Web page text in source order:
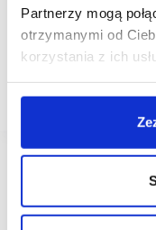
Partnerzy mogą
otrzymanymi od
korzystania z ich
Zarządzana przez
wzmocniła swoją
handlowego
HalfPrice oraz
połączony z
obuwniczy…